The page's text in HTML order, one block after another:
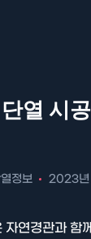
열 시
정보 2023년
자연경관과 함